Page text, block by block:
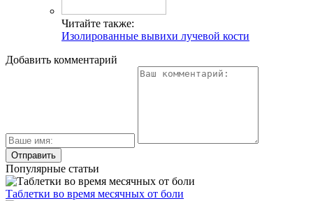
Читайте также:
Изолированные вывихи лучевой кости
Добавить комментарий
Популярные статьи
Таблетки во время месячных от боли